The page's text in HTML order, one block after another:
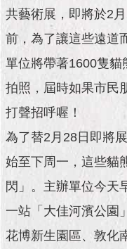
公
告
施
政
願
及
成
果
市
資
料
館
共藝術展，即將於2
前，為了讓這些遠道
單位將帶著1600隻貓
拍照，屆時如果市民
打聲招呼喔！
為了替2月28日即將
始至下周一，這些貓
閃」。主辦單位今天
一站「大佳河濱公園
花博新生園區、敦化